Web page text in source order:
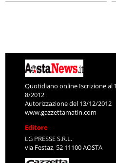
Quotidiano online Iscrizione al
8/2012
Autorizzazione del 13/12/2012
www.gazzettamatin.com
Editore
LG PRESSE S.R.L.
via Festaz, 52 11100 AOSTA